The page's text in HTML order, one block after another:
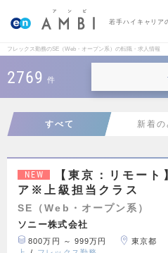
若手ハイキャリア
フレックス勤務のSE（Web・オープン系）の転職・求人情報
2769 件
すべて 新着の
NEW
【東京：リモー
ア※上級担当クラス
SE（Web・オープン系）
ソニー株式会社
800万円 ～ 999万円 東京都